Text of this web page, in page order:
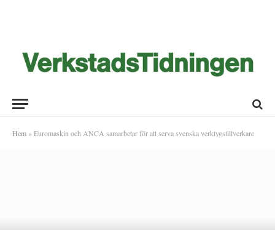
Hem » Euromaskin och ANCA samarbetar för att serva svenska verktygstillverkare